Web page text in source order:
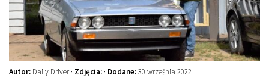
Galerie
Autor: Daily Driver · Zdjęcia: · Dodane:30 września 2022